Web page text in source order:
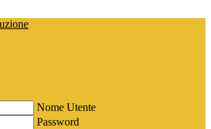
Nome Utente
Password